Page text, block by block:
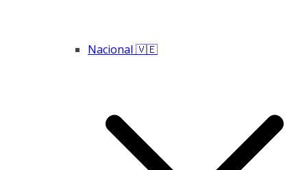
Nacional 🇻🇪